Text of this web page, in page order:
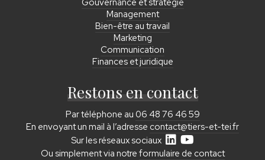
Gouvernance et stratégie
Management
Bien-être au travail
Marketing
Communication
Finances et juridique
Restons en contact
Par téléphone au 06 48 76 46 59
En envoyant un mail à l’adresse contact@tiers-et-tei.fr
Sur les réseaux sociaux
Ou simplement via notre formulaire de contact